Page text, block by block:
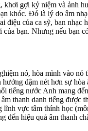
khơi gợi kỷ niệm và ảnh
khóc. Đó là lý do âm
điệu của ca sỹ, ban nhạc
bạn. Nhưng nếu bạn
nó, hòa mình vào nó
đậm nét hơn sự hòa
tiếng nước Anh mang
thanh danh tiếng được
vực tâm thính học
đến hiệu quả âm thanh